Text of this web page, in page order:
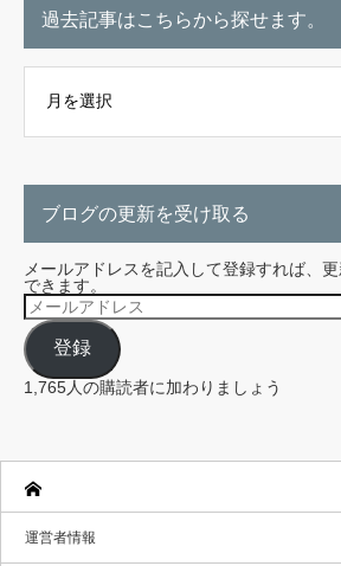
過去記事はこちらから探せます。
ブログの更新を受け取る
メールアドレスを記入して登録すれば、
できます。
メ
ー
ル
ア
ド
レ
ス
登録
1,765人の購読者に加わりましょう
運営者情報